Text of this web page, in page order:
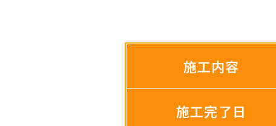
施工内容
施工完了日